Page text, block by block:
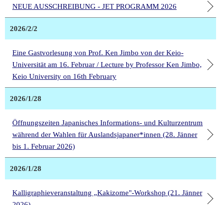
NEUE AUSSCHREIBUNG - JET PROGRAMM 2026
2026/2/2
Eine Gastvorlesung von Prof. Ken Jimbo von der Keio-
Universität am 16. Februar / Lecture by Professor Ken Jimbo,
Keio University on 16th February
2026/1/28
Öffnungszeiten Japanisches Informations- und Kulturzentrum
während der Wahlen für Auslandsjapaner*innen (28. Jänner
bis 1. Februar 2026)
2026/1/28
Kalligraphieveranstaltung „Kakizome"-Workshop (21. Jänner